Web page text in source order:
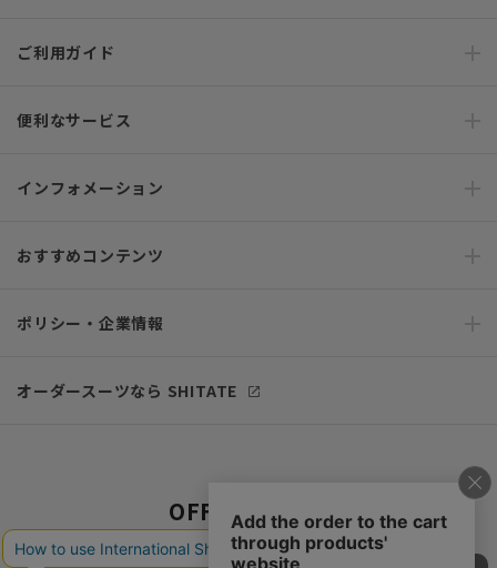
ご利用ガイド
便利なサービス
インフォメーション
おすすめコンテンツ
ポリシー・企業情報
オーダースーツなら SHITATE
OFFICIAL SNS